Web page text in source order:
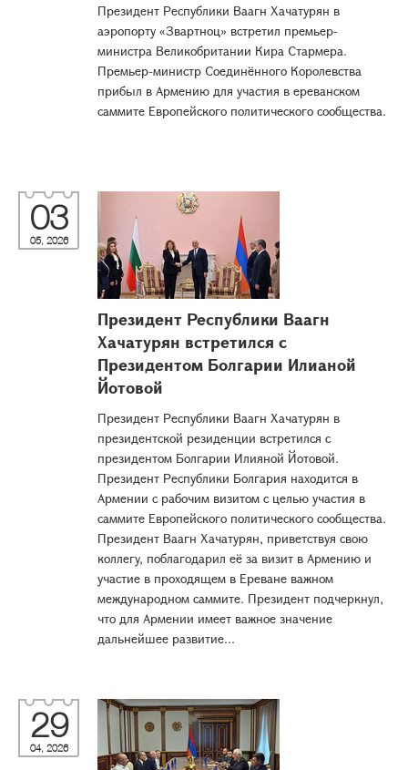
Президент Республики Ваагн Хачатурян в
аэропорту «Звартноц» встретил премьер-
министра Великобритании Кира Стармера.
Премьер-министр Соединённого Королевства
прибыл в Армению для участия в ереванском
саммите Европейского политического сообщества.
03
05, 2026
Президент Республики Ваагн
Хачатурян встретился с
Президентом Болгарии Илианой
Йотовой
Президент Республики Ваагн Хачатурян в
президентской резиденции встретился с
президентом Болгарии Илияной Йотовой.
Президент Республики Болгария находится в
Армении с рабочим визитом с целью участия в
саммите Европейского политического сообщества.
Президент Ваагн Хачатурян, приветствуя свою
коллегу, поблагодарил её за визит в Армению и
участие в проходящем в Ереване важном
международном саммите. Президент подчеркнул,
что для Армении имеет важное значение
дальнейшее развитие...
29
04, 2026